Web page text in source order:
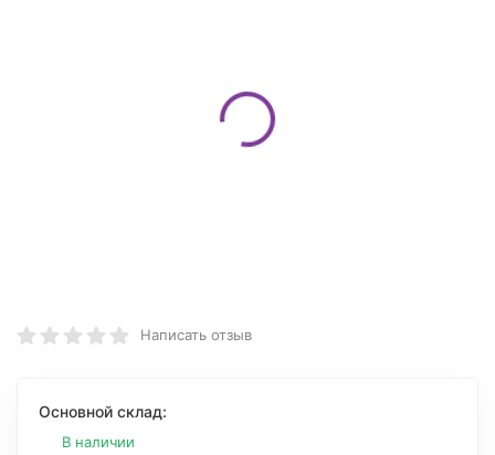
Написать отзыв
Основной склад:
В наличии